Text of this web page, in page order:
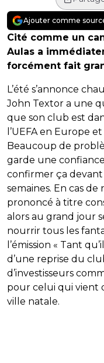
Ajouter comme
Cité comme un
Aulas a
forcément fait
L’été s’annonce
John Textor a une
que son club est
l’UEFA en Europe
Beaucoup de
garde une
confirmer ça devant
semaines. En cas
prononcé à titre
alors au grand jour
nourrir tous les
l’émission « Tant
d’une reprise du
d’investisseurs
pour celui qui vient
ville natale.